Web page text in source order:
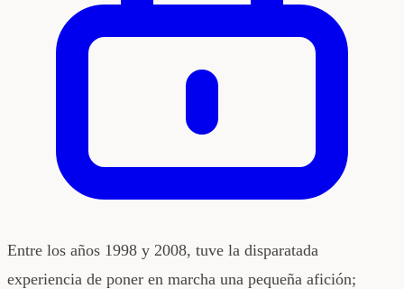
Entre los años 1998 y 2008, tuve la disparatada
experiencia de poner en marcha una pequeña afición;